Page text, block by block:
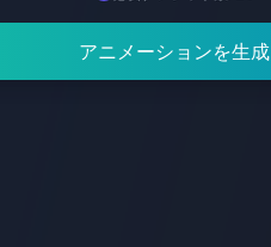
アニメーションを生成